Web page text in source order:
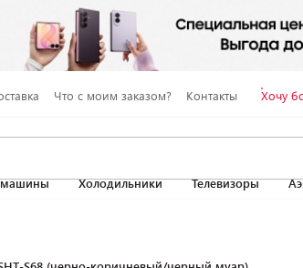
Что с моим заказом? Контакты Хочу
машины Холодильники Телевизоры